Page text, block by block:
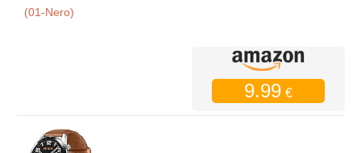
(01-Nero)
9.99 €